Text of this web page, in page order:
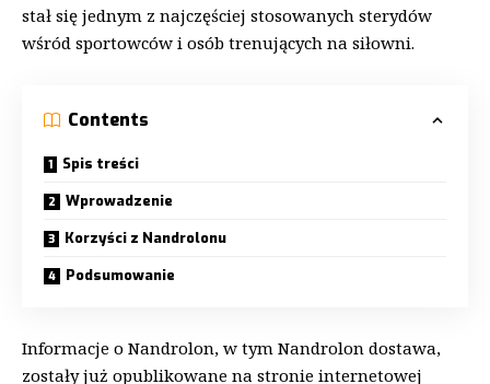
stał się jednym z najczęściej stosowanych sterydów
wśród sportowców i osób trenujących na siłowni.
Contents
Spis treści
Wprowadzenie
Korzyści z Nandrolonu
Podsumowanie
Informacje o Nandrolon, w tym Nandrolon dostawa,
zostały już opublikowane na stronie internetowej